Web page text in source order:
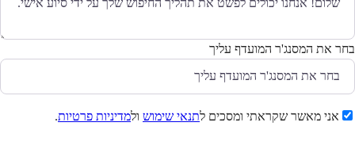
בחר את המסנג'ר המועדף עליך
אני מאשר שקראתי ומסכים לתנאי שימוש ולמדיניות פרטיות.